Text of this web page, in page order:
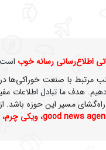
اطلاع‌رسانی رسانه خوب
مرتبط با صنعت خوراکی‌ها
هدف ما تبادل اطلاعات
مسیر این حوزه باشد.
good news،ویکی چرم،